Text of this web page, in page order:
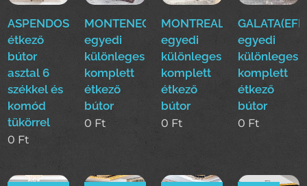
ASPENDOS(DASE)
étkező
bútor
asztal 6
székkel és
komód
tükörrel
0 Ft
MONTENEGRO(EFE)Luxus
egyedi
különleges
komplett
étkező
bútor
0 Ft
MONTREAL(EFE)Luxus
egyedi
különleges
komplett
étkező
bútor
0 Ft
egyedi
különleges
komplett
étkező
bútor
0 Ft